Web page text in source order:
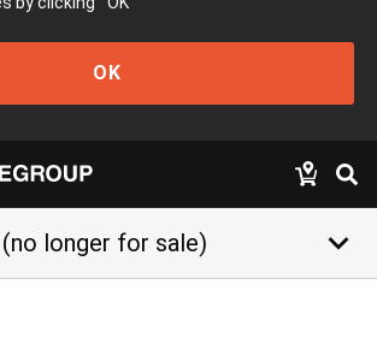
OK
(no longer for sale) keyboard_arrow_down